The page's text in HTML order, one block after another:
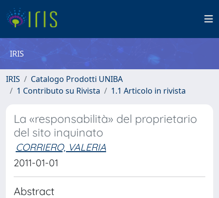
IRIS
IRIS
Catalogo Prodotti UNIBA
1 Contributo su Rivista
1.1 Articolo in rivista
La «responsabilità» del proprietario
del sito inquinato
CORRIERO, VALERIA
2011-01-01
Abstract